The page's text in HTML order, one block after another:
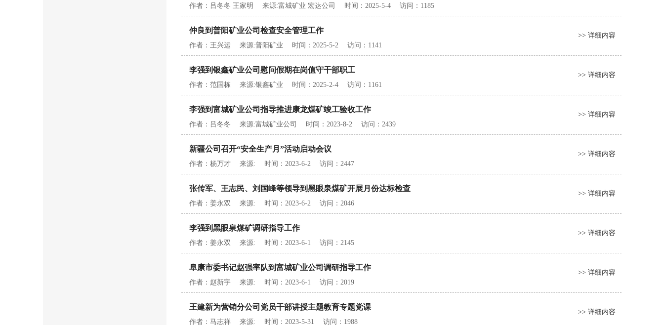
[ 2026-6-25 ]孙文凯率队到银鑫
[ 2026-6-5 ] 张书瑞到普阳矿业公
[ 2026-6-4 ]新疆维吾尔自治区煤
作者：吕冬冬 王家明 来源:富城矿业 宏达公司 时间：2025-5-4 访问：1185
仲良到普阳矿业公司检查安全管理工作
作者：王兴运 来源:普阳矿业 时间：2025-5-2 访问：1141
>> 详细内容
李强到银鑫矿业公司慰问假期在岗值守干部职工
作者：范国栋 来源:银鑫矿业 时间：2025-2-4 访问：1161
>> 详细内容
李强到富城矿业公司指导推进康龙煤矿竣工验收工作
作者：吕冬冬 来源:富城矿业公司 时间：2023-8-2 访问：2439
>> 详细内容
新疆公司召开“安全生产月”活动启动会议
作者：杨万才 来源: 时间：2023-6-2 访问：2447
>> 详细内容
张传军、王志民、刘国峰等领导到黑眼泉煤矿开展月份达标检查
作者：姜永双 来源: 时间：2023-6-2 访问：2046
>> 详细内容
李强到黑眼泉煤矿调研指导工作
作者：姜永双 来源: 时间：2023-6-1 访问：2145
>> 详细内容
阜康市委书记赵强率队到富城矿业公司调研指导工作
作者：赵新宇 来源: 时间：2023-6-1 访问：2019
>> 详细内容
王建新为营销分公司党员干部讲授主题教育专题党课
作者：马志祥 来源: 时间：2023-5-31 访问：1988
>> 详细内容